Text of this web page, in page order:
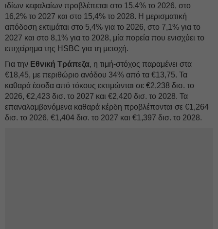
ιδίων κεφαλαίων προβλέπεται στο 15,4% το 2026, στο
16,2% το 2027 και στο 15,4% το 2028. Η μερισματική
απόδοση εκτιμάται στο 5,4% για το 2026, στο 7,1% για το
2027 και στο 8,1% για το 2028, μία πορεία που ενισχύει το
επιχείρημα της HSBC για τη μετοχή.
Για την Εθνική Τράπεζα, η τιμή-στόχος παραμένει στα
€18,45, με περιθώριο ανόδου 34% από τα €13,75. Τα
καθαρά έσοδα από τόκους εκτιμώνται σε €2,238 δισ. το
2026, €2,423 δισ. το 2027 και €2,420 δισ. το 2028. Τα
επαναλαμβανόμενα καθαρά κέρδη προβλέπονται σε €1,264
δισ. το 2026, €1,404 δισ. το 2027 και €1,397 δισ. το 2028.